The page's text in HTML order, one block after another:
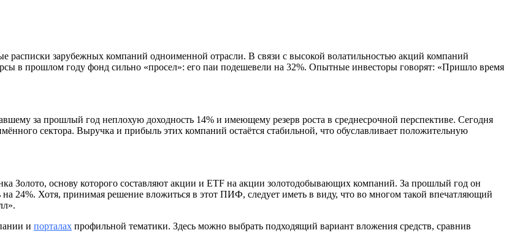
зарубежных компаний одноименной отрасли. В связи с высокой волатильностью акций компаний
в прошлом году фонд сильно «просел»: его паи подешевели на 32%. Опытные инвесторы говорят: «Пришло время
за прошлый год неплохую доходность 14% и имеющему резерв роста в среднесрочной перспективе. Сегодня
сектора. Выручка и прибыль этих компаний остаётся стабильной, что обуславливает положительную
Золото, основу которого составляют акции и ETF на акции золотодобывающих компаний. За прошлый год он
на 24%. Хотя, принимая решение вложиться в этот ПИФ, следует иметь в виду, что во многом такой впечатляющий
и порталах профильной тематики. Здесь можно выбрать подходящий вариант вложения средств, сравнив